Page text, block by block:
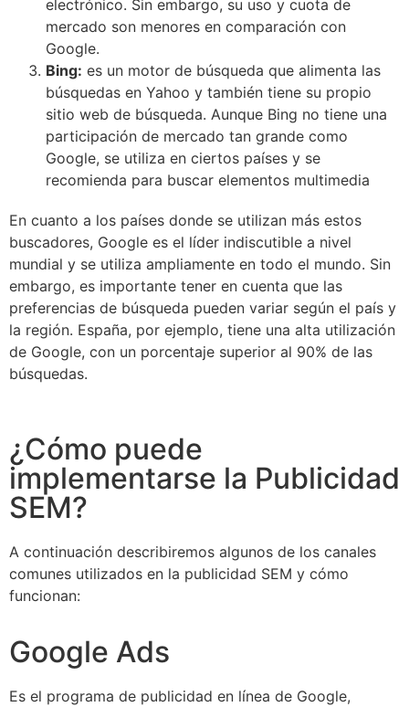
electrónico. Sin embargo, su uso y cuota de
mercado son menores en comparación con
Google.
Bing: es un motor de búsqueda que alimenta las
búsquedas en Yahoo y también tiene su propio
sitio web de búsqueda. Aunque Bing no tiene una
participación de mercado tan grande como
Google, se utiliza en ciertos países y se
recomienda para buscar elementos multimedia
En cuanto a los países donde se utilizan más estos
buscadores, Google es el líder indiscutible a nivel
mundial y se utiliza ampliamente en todo el mundo. Sin
embargo, es importante tener en cuenta que las
preferencias de búsqueda pueden variar según el país y
la región. España, por ejemplo, tiene una alta utilización
de Google, con un porcentaje superior al 90% de las
búsquedas.
¿Cómo puede
implementarse la Publicidad
SEM?
A continuación describiremos algunos de los canales
comunes utilizados en la publicidad SEM y cómo
funcionan:
Google Ads
Es el programa de publicidad en línea de Google,